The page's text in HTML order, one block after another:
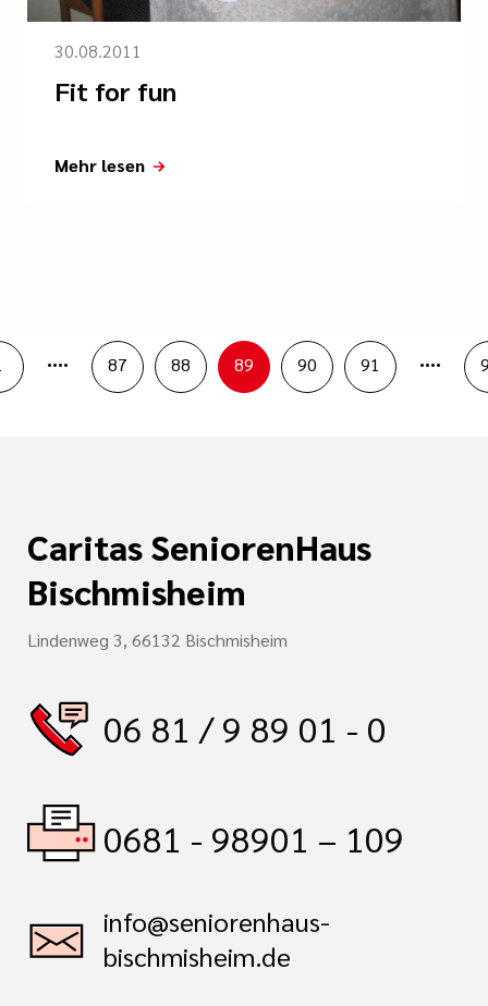
30.08.2011
Fit for fun
Mehr lesen
.... 87 88 89 90 91 ....
Caritas SeniorenHaus
Bischmisheim
Lindenweg 3, 66132 Bischmisheim
06 81 / 9 89 01 - 0
0681 - 98901 – 109
info@seniorenhaus-
bischmisheim.de